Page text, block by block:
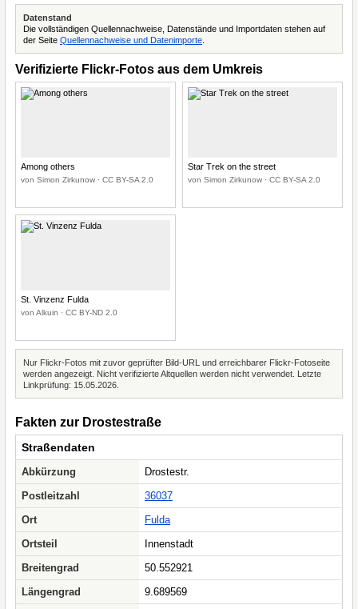
Datenstand
Die vollständigen Quellennachweise, Datenstände und Importdaten stehen auf
der Seite Quellennachweise und Datenimporte
Verifizierte Flickr-Fotos aus dem Umkreis
Among others
von Simon Zirkunow · CC BY-SA 2.0
Star Trek on the street
von Simon Zirkunow · CC BY-SA 2.0
St. Vinzenz Fulda
von Alkuin · CC BY-ND 2.0
Nur Flickr-Fotos mit zuvor geprüfter Bild-URL und erreichbarer Flickr-Fotoseite
werden angezeigt. Nicht verifizierte Altquellen werden nicht verwendet. Letzte
Linkprüfung: 15.05.2026.
Fakten zur Drostestraße
Straßendaten
Abkürzung
Drostestr.
Postleitzahl
36037
Ort
Fulda
Ortsteil
Innenstadt
Breitengrad
50.552921
Längengrad
9.689569